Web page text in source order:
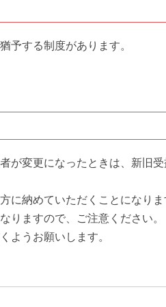
予する制度があります。
が変更になったときは、新旧
に納めていただくことになりま
りますので、ご注意ください。
ようお願いします。